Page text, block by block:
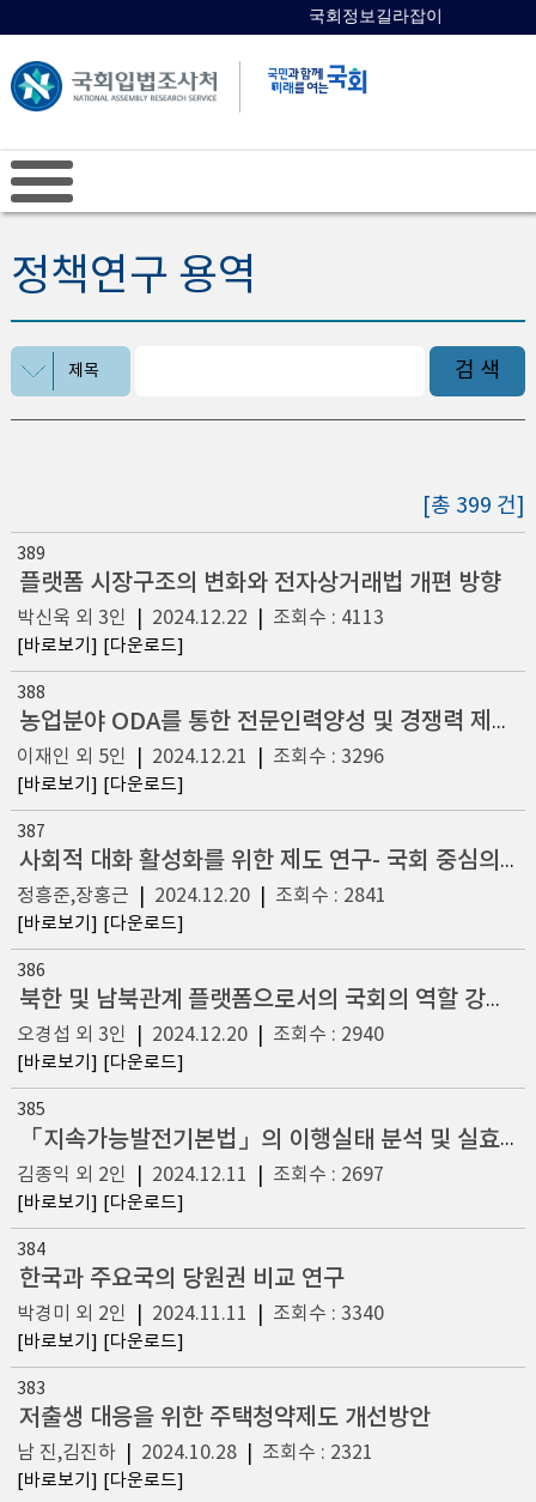
국회정보길라잡이
정책연구 용역
제목 검 색
[총 399 건]
389
플랫폼 시장구조의 변화와 전자상거래법 개편 방향
박신욱 외 3인 2024.12.22 조회수 : 4113
[바로보기] [다운로드]
388
농업분야 ODA를 통한 전문인력양성 및 경쟁력 제고 방안
이재인 외 5인
2024.12.21 조회수 : 3296
[바로보기] [다운로드]
387
사회적 대화 활성화를 위한 제도 연구- 국회 중심의 사회적 대화 플랫폼 구축 방안
정흥준,장홍근
2024.12.20| 조회수 : 2841
[바로보기] [다운로드]
386
북한 및 남북관계 플랫폼으로서의 국회의 역할 강화 방안:행정부와 국회 활동의 빅데이터 분석을 중심으로
오경섭 외 3인
2024.12.20| 조회수 : 2940
[바로보기] [다운로드]
385
「지속가능발전기본법」의 이행실태 분석 및 실효성 제고방안 연구
김종익 외 2인
2024.12.11 조회수 : 2697
[바로보기] [다운로드]
384
한국과 주요국의 당원권 비교 연구
박경미 외 2인 2024.11.11 조회수 : 3340
[바로보기] [다운로드]
383
저출생 대응을 위한 주택청약제도 개선방안
남 진,김진하| 2024.10.28| 조회수 : 2321
[바로보기] [다운로드]